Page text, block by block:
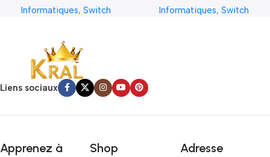
Informatiques, Switch Informatiques, Switch
Liens sociaux
Apprenez à
Shop Adresse